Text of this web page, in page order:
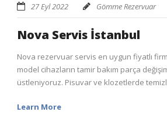
27 Eyl 2022 Gömme Rezervuar
Nova Servis İstanbul
Nova rezervuar servis en uygun fiyatlı
model cihazların tamir bakım parça
üstleniyoruz. Pisuvar ve klozetlerde
Learn More